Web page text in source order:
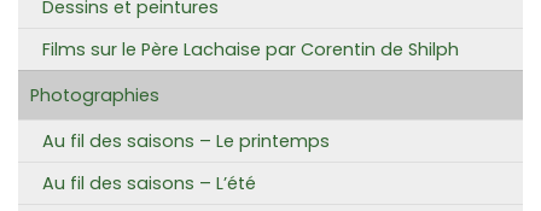
Dessins et peintures
Films sur le Père Lachaise par Corentin de Shilph
Photographies
Au fil des saisons – Le printemps
Au fil des saisons – L’été